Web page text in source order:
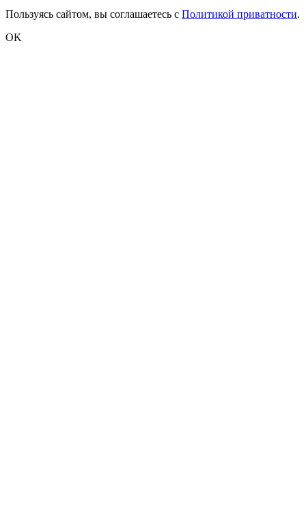
Пользуясь сайтом, вы соглашаетесь с Политикой приватности.
OK